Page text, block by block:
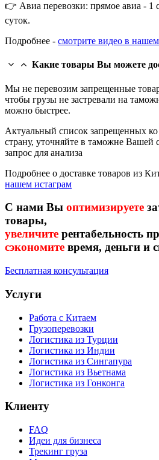
👉 Авиа перевозки: прямое авиа - 1
суток.
Подробнее - смотрите видео в
Какие товары Вы можете
Мы не перевозим запрещенные
чтобы грузы не застревали на
можно быстрее.
Актуальный список запрещенных
страну, уточняйте в таможне Вашей
запрос для анализа
Подробнее о доставке товаров из
нашем истаграм
С нами Вы оптимизируете
товары,
увеличите рентабельность
сэкономите время, деньги и
Бесплатная консультация
Услуги
Работа с Китаем
Грузоперевозки
Логистика из Турции
Логистика из Индии
Логистика из Сингапура
Логистика из Вьетнама
Логистика из Гонконга
Клиенту
FAQ
Идеи для бизнеса
Трекинг груза